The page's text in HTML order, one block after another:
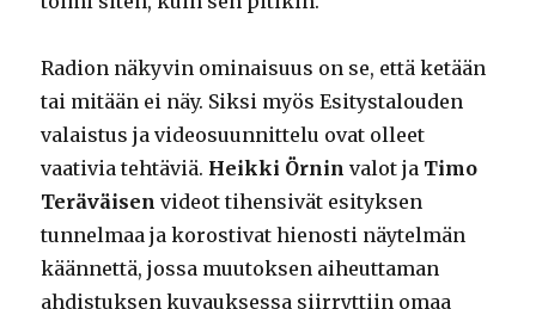
Radion näkyvin ominaisuus on se, että ketään
tai mitään ei näy. Siksi myös Esitystalouden
valaistus ja videosuunnittelu ovat olleet
vaativia tehtäviä. Heikki Örnin valot ja Timo
Teräväisen videot tihensivät esityksen
tunnelmaa ja korostivat hienosti näytelmän
käännettä, jossa muutoksen aiheuttaman
ahdistuksen kuvauksessa siirryttiin omaa